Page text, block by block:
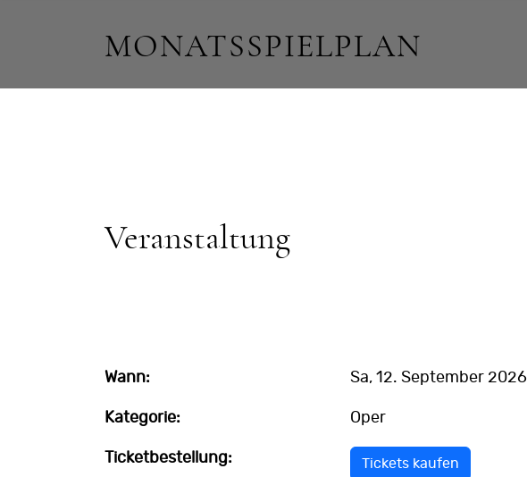
MONATSSPIELPLAN
Veranstaltung
Wann: Sa, 12. September 2026
Kategorie: Oper
Ticketbestellung: Tickets kaufen